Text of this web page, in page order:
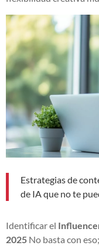
Estrategias de
de IA que no te
Identificar el
2025 No basta con